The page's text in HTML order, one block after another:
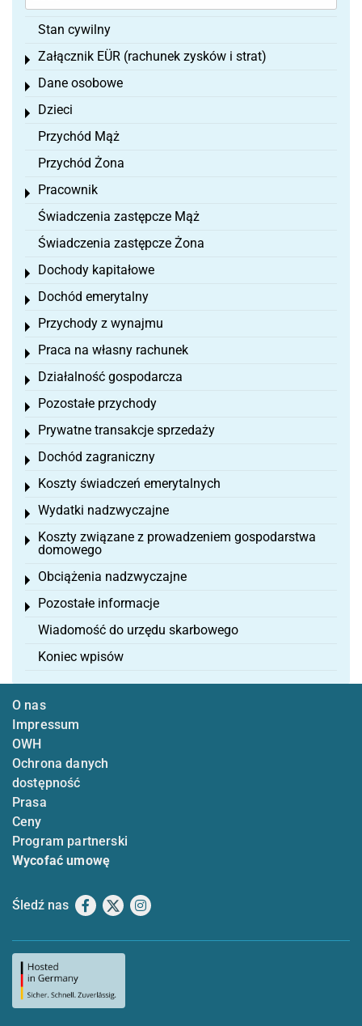
Stan cywilny
Załącznik EÜR (rachunek zysków i strat)
Toggle menu
Dane osobowe
Toggle menu
Dzieci
Toggle menu
Przychód Mąż
Przychód Żona
Pracownik
Toggle menu
Świadczenia zastępcze Mąż
Świadczenia zastępcze Żona
Dochody kapitałowe
Toggle menu
Dochód emerytalny
Toggle menu
Przychody z wynajmu
Toggle menu
Praca na własny rachunek
Toggle menu
Działalność gospodarcza
Toggle menu
Pozostałe przychody
Toggle menu
Prywatne transakcje sprzedaży
Toggle menu
Dochód zagraniczny
Toggle menu
Koszty świadczeń emerytalnych
Toggle menu
Wydatki nadzwyczajne
Toggle menu
Koszty związane z prowadzeniem gospodarstwa
domowego
Toggle menu
Obciążenia nadzwyczajne
Toggle menu
Pozostałe informacje
Toggle menu
Wiadomość do urzędu skarbowego
Koniec wpisów
O nas
Impressum
OWH
Ochrona danych
dostępność
Prasa
Ceny
Program partnerski
Wycofać umowę
Śledź nas Facebook
X Instagram